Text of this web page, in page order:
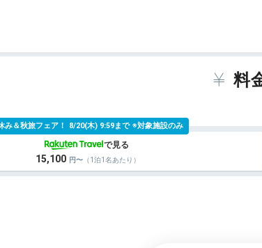
料
15,100 （1泊1名あたり）
み＆秋旅フェア！ 8/20(木) 9:59まで ※対象施設のみ